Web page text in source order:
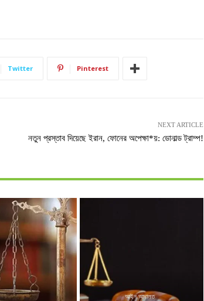
Twitter Pinterest
NEXT ARTICLE
নতুন প্রস্তাব দিয়েছে ইরান, ফোনের অপেক্ষা*য়: ডোনাল্ড ট্রাম্প!
আইন আদালত